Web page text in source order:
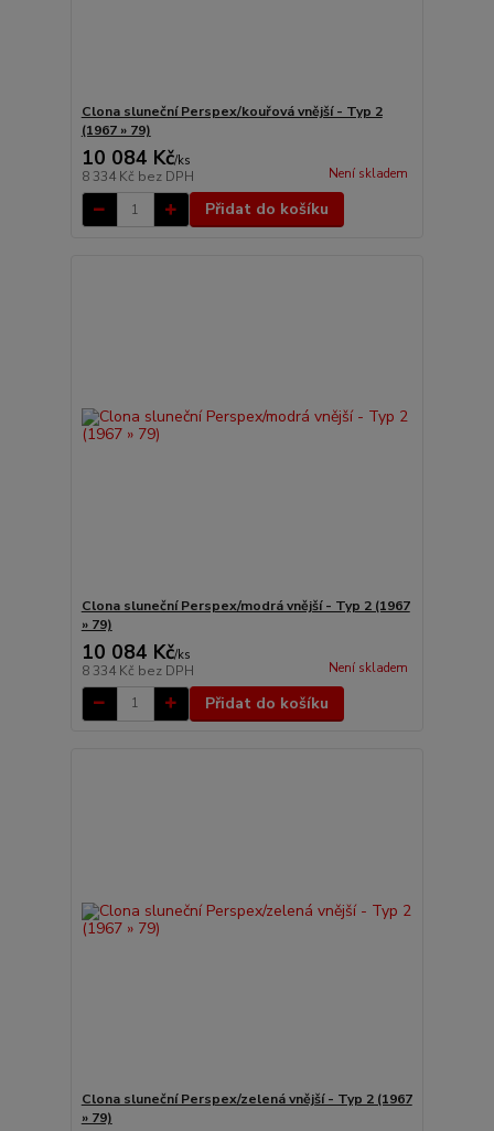
Clona sluneční Perspex/kouřová vnější - Typ 2
(1967 » 79)
10 084 Kč/ks
8 334 Kč bez DPH Není skladem
Přidat do košíku
Clona sluneční Perspex/modrá vnější - Typ 2 (1967
» 79)
10 084 Kč/ks
8 334 Kč bez DPH Není skladem
Přidat do košíku
Clona sluneční Perspex/zelená vnější - Typ 2 (1967
» 79)